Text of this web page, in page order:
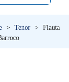
> Tenor >
Flauta